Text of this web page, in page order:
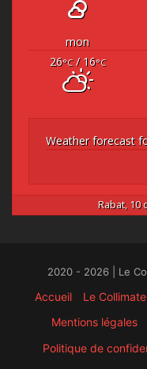
mon
26°C/ 16°C
Weather forecast
Rabat, 10
2020 - 2026 | Le
Accueil Le
Mentions légales
Politique de